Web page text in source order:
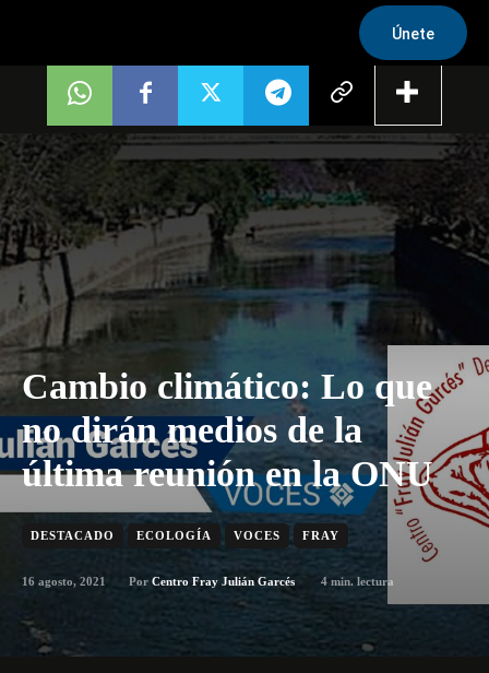
Únete
Cambio climático: Lo que
no dirán medios de la
última reunión en la ONU
DESTACADO ECOLOGÍA VOCES FRAY
16 agosto, 2021 Por Centro Fray Julián Garcés 4 min. lectura